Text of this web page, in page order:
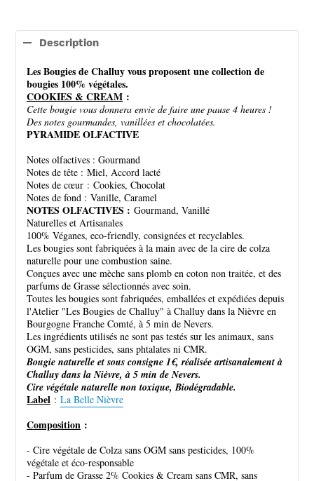
d'un
produit
panier
Description
Les Bougies de Challuy vous proposent une collection de
bougies 100% végétales.
COOKIES & CREAM :
Cette bougie vous donnera envie de faire une pause 4 heures !
Des notes gourmandes, vanillées et chocolatées.
PYRAMIDE OLFACTIVE
Notes olfactives : Gourmand
Notes de tête : Miel, Accord lacté
Notes de cœur : Cookies, Chocolat
Notes de fond : Vanille, Caramel
NOTES OLFACTIVES : Gourmand, Vanillé
Naturelles et Artisanales
100% Véganes, eco-friendly, consignées et recyclables.
Les bougies sont fabriquées à la main avec de la cire de colza
naturelle pour une combustion saine.
Conçues avec une mèche sans plomb en coton non traitée, et des
parfums de Grasse sélectionnés avec soin.
Toutes les bougies sont fabriquées, emballées et expédiées depuis
l'Atelier "Les Bougies de Challuy" à Challuy dans la Nièvre en
Bourgogne Franche Comté, à 5 min de Nevers.
Les ingrédients utilisés ne sont pas testés sur les animaux, sans
OGM, sans pesticides, sans phtalates ni CMR.
Bougie naturelle et sous consigne 1€, réalisée artisanalement à
Challuy dans la Nièvre, à 5 min de Nevers.
Cire végétale naturelle non toxique, Biodégradable.
Label : La Belle Nièvre
Composition :
- Cire végétale de Colza sans OGM sans pesticides, 100%
végétale et éco-responsable
- Parfum de Grasse 2% Cookies & Cream sans CMR, sans